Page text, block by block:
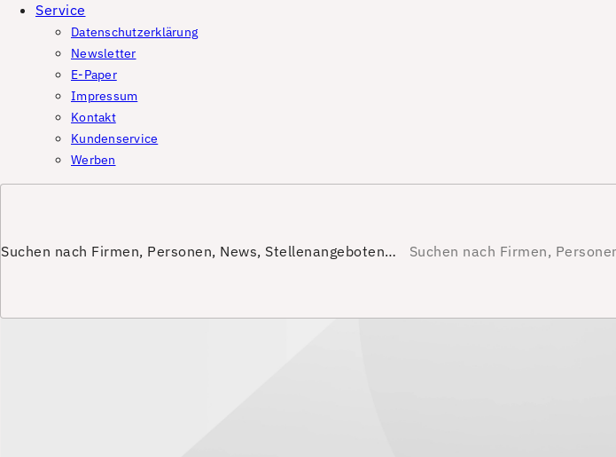
Service
Datenschutzerklärung
Newsletter
E-Paper
Impressum
Kontakt
Kundenservice
Werben
Suchen nach Firmen, Personen, News, Stellenangeboten…